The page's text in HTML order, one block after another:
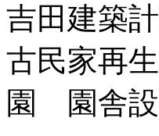
吉田建築
古民家再
園 園舎設